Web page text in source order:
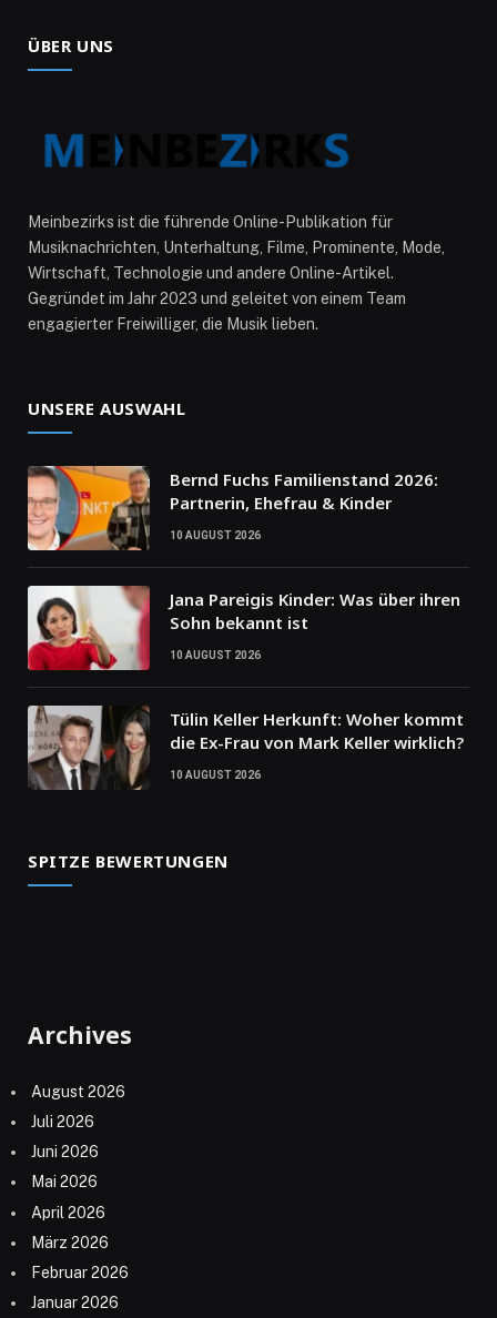
ÜBER UNS
Meinbezirks ist die führende Online-Publikation für
Musiknachrichten, Unterhaltung, Filme, Prominente, Mode,
Wirtschaft, Technologie und andere Online-Artikel.
Gegründet im Jahr 2023 und geleitet von einem Team
engagierter Freiwilliger, die Musik lieben.
UNSERE AUSWAHL
Bernd Fuchs Familienstand 2026:
Partnerin, Ehefrau & Kinder
10 AUGUST 2026
Jana Pareigis Kinder: Was über ihren
Sohn bekannt ist
10 AUGUST 2026
Tülin Keller Herkunft: Woher kommt
die Ex-Frau von Mark Keller wirklich?
10 AUGUST 2026
SPITZE BEWERTUNGEN
Archives
August 2026
Juli 2026
Juni 2026
Mai 2026
April 2026
März 2026
Februar 2026
Januar 2026